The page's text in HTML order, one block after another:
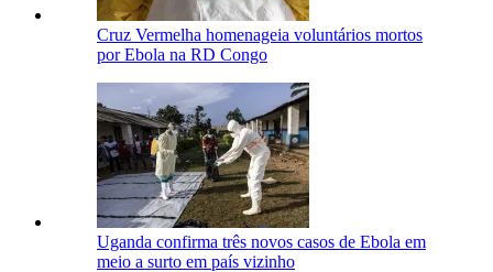
Cruz Vermelha homenageia voluntários mortos
por Ebola na RD Congo
Uganda confirma três novos casos de Ebola em
meio a surto em país vizinho